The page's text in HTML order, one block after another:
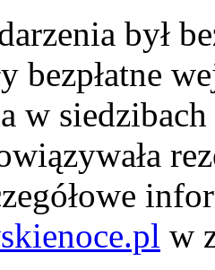
był
bezpłatne
w
w